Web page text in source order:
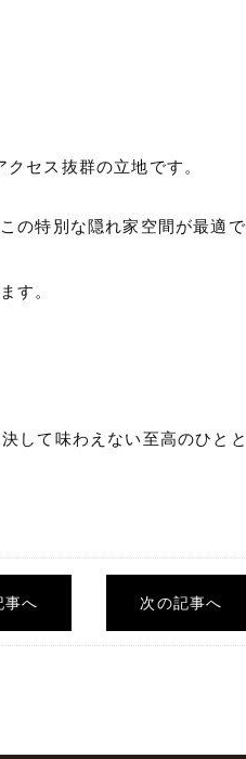
セス抜群の立地です。
の特別な隠れ家空間が最適で
す。
して味わえない至高のひとと
事へ 次の記事へ